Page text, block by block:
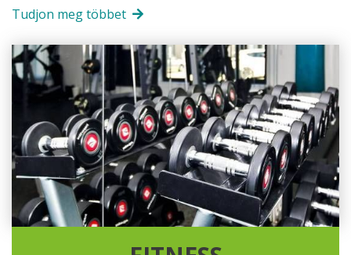
Tudjon meg többet